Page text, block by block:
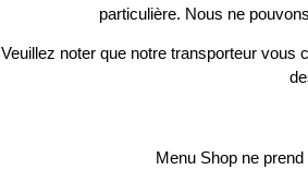
particulière. Nous ne
Veuillez noter que notre transporteur vous
Menu Shop ne